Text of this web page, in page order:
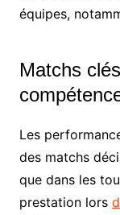
équipes,
Matchs
Les
des matchs
que dans les
prestation lors